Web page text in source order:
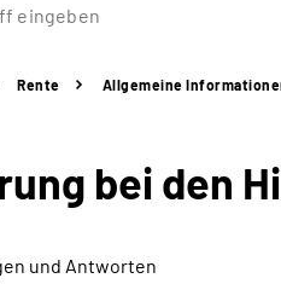
Rente Allgemeine
bei den
und Antworten